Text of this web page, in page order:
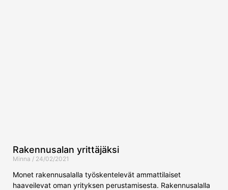
Rakennusalan yrittäjäksi
Minna 24/02/2021
Monet rakennusalalla työskentelevät ammattilaiset
haaveilevat oman yrityksen perustamisesta. Rakennusalalla